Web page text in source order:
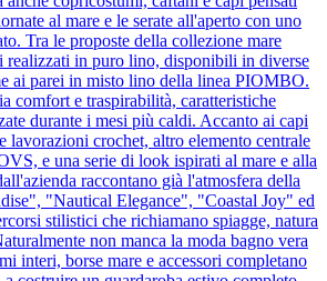
al mare e le serate all'aperto con uno
Tra le proposte della collezione mare
realizzati in puro lino, disponibili in diverse
ai parei in misto lino della linea PIOMBO.
comfort e traspirabilità, caratteristiche
durante i mesi più caldi. Accanto ai capi
lavorazioni crochet, altro elemento centrale
e una serie di look ispirati al mare e alla
raccontano già l'atmosfera della
"Nautical Elegance", "Coastal Joy" ed
stilistici che richiamano spiagge, natura
non manca la moda bagno vera
interi, borse mare e accessori completano